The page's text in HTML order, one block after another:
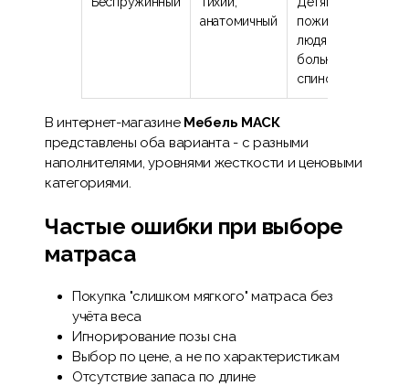
анатомичный
пожилым,
людям с
больной
спиной
В интернет-магазине Мебель МАСК
представлены оба варианта - с разными
наполнителями, уровнями жесткости и ценовыми
категориями.
Частые ошибки при выборе
матраса
Покупка "слишком мягкого" матраса без
учёта веса
Игнорирование позы сна
Выбор по цене, а не по характеристикам
Отсутствие запаса по длине